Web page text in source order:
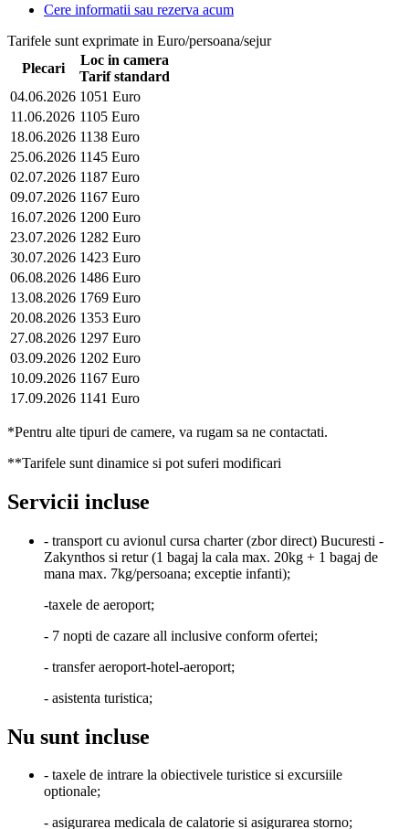
Cere informatii sau rezerva acum
Tarifele sunt exprimate in Euro/persoana/sejur
Plecari
Loc in camera
Tarif standard
04.06.2026 1051 Euro
11.06.2026 1105 Euro
18.06.2026 1138 Euro
25.06.2026 1145 Euro
02.07.2026 1187 Euro
09.07.2026 1167 Euro
16.07.2026 1200 Euro
23.07.2026 1282 Euro
30.07.2026 1423 Euro
06.08.2026 1486 Euro
13.08.2026 1769 Euro
20.08.2026 1353 Euro
27.08.2026 1297 Euro
03.09.2026 1202 Euro
10.09.2026 1167 Euro
17.09.2026 1141 Euro
*Pentru alte tipuri de camere, va rugam sa ne contactati.
**Tarifele sunt dinamice si pot suferi modificari
Servicii incluse
- transport cu avionul cursa charter (zbor direct) Bucuresti -
Zakynthos si retur (1 bagaj la cala max. 20kg + 1 bagaj de
mana max. 7kg/persoana; exceptie infanti);
-taxele de aeroport;
- 7 nopti de cazare all inclusive conform ofertei;
- transfer aeroport-hotel-aeroport;
- asistenta turistica;
Nu sunt incluse
- taxele de intrare la obiectivele turistice si excursiile
optionale;
- asigurarea medicala de calatorie si asigurarea storno;